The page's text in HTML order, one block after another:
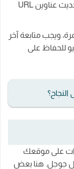
robots.txt لتوجيه محركات البحث، وتحديث عناوين URL
ويجب متابعة آخر
للحفاظ على
على موقعك
مثل جوجل. هنا بعض